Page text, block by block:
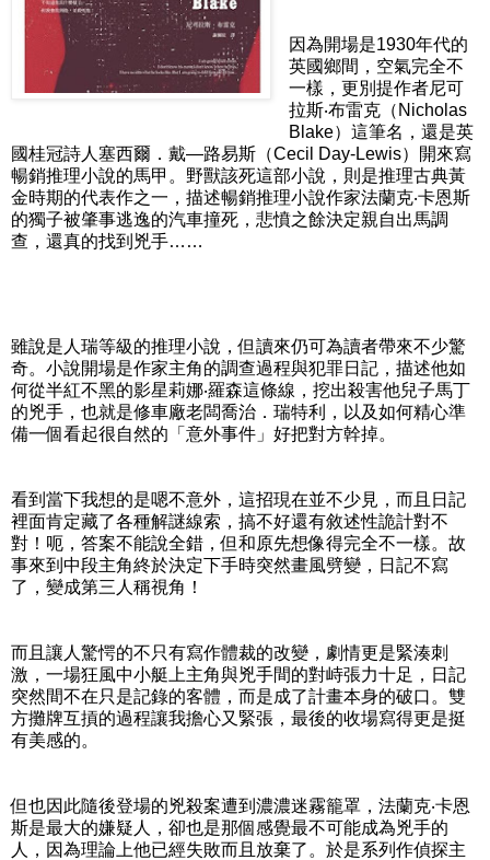
因為開場是1930年代的
英國鄉間，空氣完全不
一樣，更別提作者尼可
拉斯‧布雷克（Nicholas
Blake）這筆名，還是英
國桂冠詩人塞西爾．戴—路易斯（Cecil Day-Lewis）開來寫
暢銷推理小說的馬甲。野獸該死這部小說，則是推理古典黃
金時期的代表作之一，描述暢銷推理小說作家法蘭克‧卡恩斯
的獨子被肇事逃逸的汽車撞死，悲憤之餘決定親自出馬調
查，還真的找到兇手……
雖說是人瑞等級的推理小說，但讀來仍可為讀者帶來不少驚
奇。小說開場是作家主角的調查過程與犯罪日記，描述他如
何從半紅不黑的影星莉娜‧羅森這條線，挖出殺害他兒子馬丁
的兇手，也就是修車廠老闆喬治．瑞特利，以及如何精心準
備一個看起很自然的「意外事件」好把對方幹掉。
看到當下我想的是嗯不意外，這招現在並不少見，而且日記
裡面肯定藏了各種解謎線索，搞不好還有敘述性詭計對不
對！呃，答案不能說全錯，但和原先想像得完全不一樣。故
事來到中段主角終於決定下手時突然畫風劈變，日記不寫
了，變成第三人稱視角！
而且讓人驚愕的不只有寫作體裁的改變，劇情更是緊湊刺
激，一場狂風中小艇上主角與兇手間的對峙張力十足，日記
突然間不在只是記錄的客體，而是成了計畫本身的破口。雙
方攤牌互摃的過程讓我擔心又緊張，最後的收場寫得更是挺
有美感的。
但也因此隨後登場的兇殺案遭到濃濃迷霧籠罩，法蘭克‧卡恩
斯是最大的嫌疑人，卻也是那個感覺最不可能成為兇手的
人，因為理論上他已經失敗而且放棄了。於是系列作偵探主